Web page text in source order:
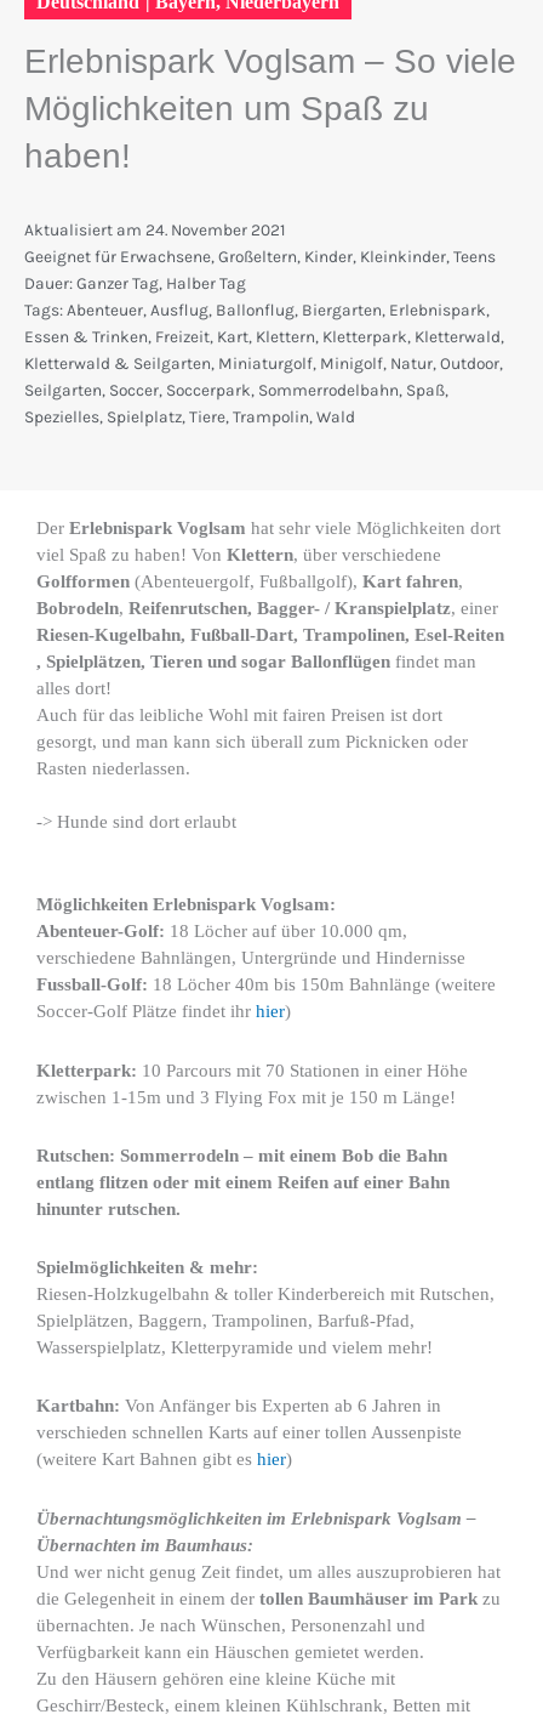
Erlebnispark Voglsam – So viele
Möglichkeiten um Spaß zu
haben!
Aktualisiert am 24. November 2021
Geeignet für Erwachsene, Großeltern, Kinder, Kleinkinder, Teens
Dauer:Ganzer Tag, Halber Tag
Tags: Abenteuer, Ausflug, Ballonflug, Biergarten, Erlebnispark,
Essen & Trinken, Freizeit, Kart, Klettern, Kletterpark, Kletterwald,
Kletterwald & Seilgarten, Miniaturgolf, Minigolf, Natur, Outdoor,
Seilgarten, Soccer, Soccerpark, Sommerrodelbahn, Spaß,
Spezielles, Spielplatz, Tiere, Trampolin, Wald
Der Erlebnispark Voglsam hat sehr viele Möglichkeiten dort
viel Spaß zu haben! Von Klettern, über verschiedene
Golfformen (Abenteuergolf, Fußballgolf), Kart fahren,
Bobrodeln, Reifenrutschen, Bagger- / Kranspielplatz, einer
Riesen-Kugelbahn, Fußball-Dart, Trampolinen, Esel-Reiten
, Spielplätzen, Tieren und sogar Ballonflügen findet man
alles dort!
Auch für das leibliche Wohl mit fairen Preisen ist dort
gesorgt, und man kann sich überall zum Picknicken oder
Rasten niederlassen.
-> Hunde sind dort erlaubt
Möglichkeiten Erlebnispark Voglsam:
Abenteuer-Golf: 18 Löcher auf über 10.000 qm,
verschiedene Bahnlängen, Untergründe und Hindernisse
Fussball-Golf: 18 Löcher 40m bis 150m Bahnlänge (weitere
Soccer-Golf Plätze findet ihr hier)
Kletterpark: 10 Parcours mit 70 Stationen in einer Höhe
zwischen 1-15m und 3 Flying Fox mit je 150 m Länge!
Rutschen: Sommerrodeln – mit einem Bob die Bahn
entlang flitzen oder mit einem Reifen auf einer Bahn
hinunter rutschen.
Spielmöglichkeiten & mehr:
Riesen-Holzkugelbahn & toller Kinderbereich mit Rutschen,
Spielplätzen, Baggern, Trampolinen, Barfuß-Pfad,
Wasserspielplatz, Kletterpyramide und vielem mehr!
Kartbahn: Von Anfänger bis Experten ab 6 Jahren in
verschieden schnellen Karts auf einer tollen Aussenpiste
(weitere Kart Bahnen gibt es hier)
Übernachtungsmöglichkeiten im Erlebnispark Voglsam –
Übernachten im Baumhaus:
Und wer nicht genug Zeit findet, um alles auszuprobieren hat
die Gelegenheit in einem der tollen Baumhäuser im Park zu
übernachten. Je nach Wünschen, Personenzahl und
Verfügbarkeit kann ein Häuschen gemietet werden.
Zu den Häusern gehören eine kleine Küche mit
Geschirr/Besteck, einem kleinen Kühlschrank, Betten mit